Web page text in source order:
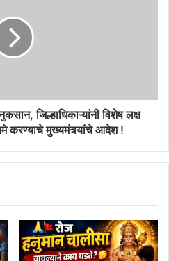
जिल्हाधिकाऱ्यांनी विशेष लक्ष
करण्याचे मुख्यमंत्र्यांचे आदेश !